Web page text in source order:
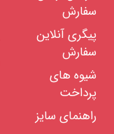
سفارش
پیگری آنلاین
سفارش
شیوه های
پرداخت
راهنمای سایز